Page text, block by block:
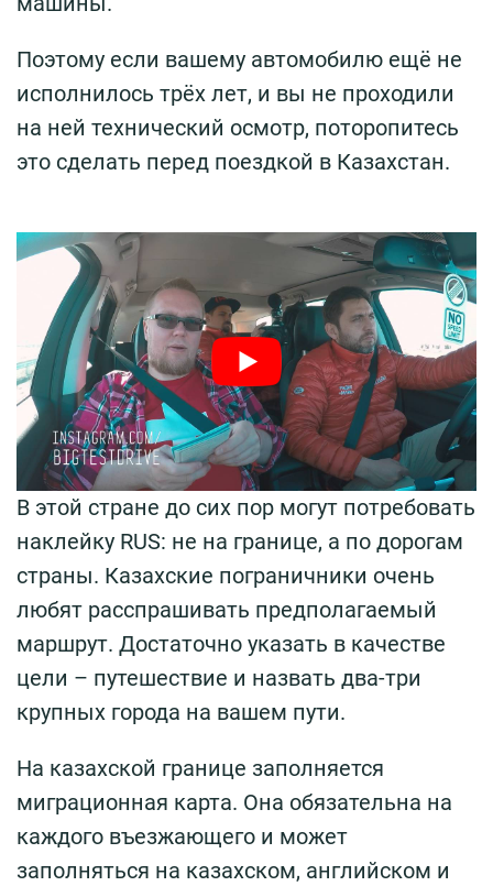
Поэтому если вашему автомобилю ещё не
исполнилось трёх лет, и вы не проходили
на ней технический осмотр, поторопитесь
это сделать перед поездкой в Казахстан.
В этой стране до сих пор могут потребовать
наклейку RUS: не на границе, а по дорогам
страны. Казахские пограничники очень
любят расспрашивать предполагаемый
маршрут. Достаточно указать в качестве
цели – путешествие и назвать два-три
крупных города на вашем пути.
На казахской границе заполняется
миграционная карта. Она обязательна на
каждого въезжающего и может
заполняться на казахском, английском и